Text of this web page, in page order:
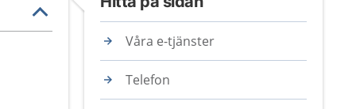
Våra e-tjänster
Telefon